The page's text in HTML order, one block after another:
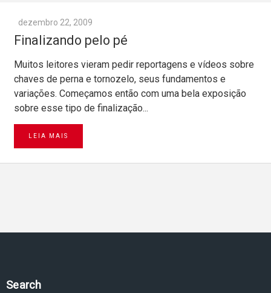
dezembro 22, 2009
Finalizando pelo pé
Muitos leitores vieram pedir reportagens e vídeos sobre
chaves de perna e tornozelo, seus fundamentos e
variações. Começamos então com uma bela exposição
sobre esse tipo de finalização...
LEIA MAIS
Pesquise no site